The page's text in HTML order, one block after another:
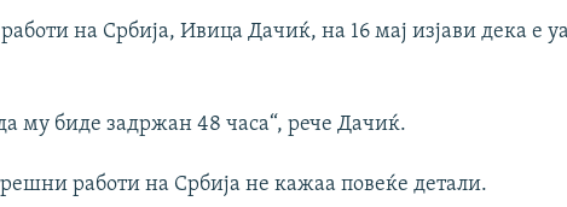
на Србија, Ивица Дачиќ, на 16 мај изјави дека е
му биде задржан 48 часа“, рече Дачиќ.
работи на Србија не кажаа повеќе детали.